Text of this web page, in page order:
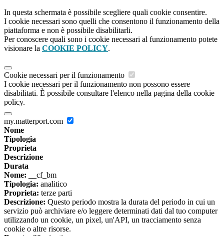
In questa schermata è possibile scegliere quali cookie consentire.
I cookie necessari sono quelli che consentono il funzionamento della
piattaforma e non è possibile disabilitarli.
Per conoscere quali sono i cookie necessari al funzionamento potete
visionare la COOKIE POLICY.
Cookie necessari per il funzionamento
I cookie necessari per il funzionamento non possono essere
disabilitati. È possibile consultare l'elenco nella pagina della cookie
policy.
my.matterport.com
Nome
Tipologia
Proprieta
Descrizione
Durata
Nome: __cf_bm
Tipologia: analitico
Proprieta: terze parti
Descrizione: Questo periodo mostra la durata del periodo in cui un
servizio può archiviare e/o leggere determinati dati dal tuo computer
utilizzando un cookie, un pixel, un'API, un tracciamento senza
cookie o altre risorse.